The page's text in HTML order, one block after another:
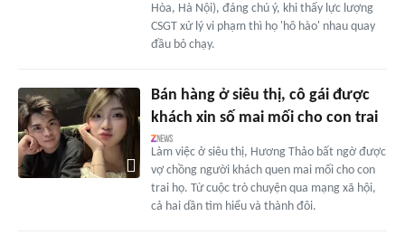
Hòa, Hà Nội), đáng chú ý, khi thấy lực lượng
CSGT xử lý vi phạm thì họ 'hô hào' nhau quay
đầu bỏ chạy.
Bán hàng ở siêu thị, cô gái được
khách xin số mai mối cho con trai
Làm việc ở siêu thị, Hương Thảo bất ngờ được
vợ chồng người khách quen mai mối cho con
trai họ. Từ cuộc trò chuyện qua mạng xã hội,
cả hai dần tìm hiểu và thành đôi.